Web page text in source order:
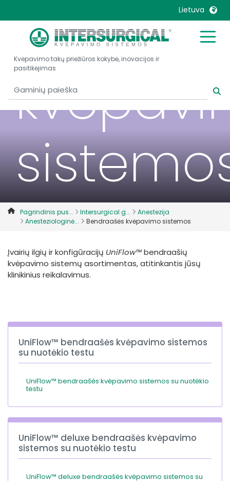
Lietuva
United Kingdom
United States
Belgique, Français
Canada, English
Canada, Français
China
Colombia
Denmark
Deutschland
France
Malaysia
Norway
Portugal
Russia
Sweden
International English
Kvėpavimo takų priežiūros kokybė, inovacijos ir
pasitikėjimas
Pagrindinis pus... Intersurgical g...
Anestezija
Anesteziologinė...
Bendraašės kvėpavimo sistemos
Įvairių ilgių ir konfigūracijų UniFlow™bendraašių
kvėpavimo sistemų asortimentas, atitinkantis jūsų
klinikinius reikalavimus.
UniFlow™ bendraašės kvėpavimo sistemos
su nuotėkio testu
UniFlow™ bendraašės kvėpavimo sistemos su nuotėkio
testu
UniFlow™ deluxe bendraašės kvėpavimo
sistemos su nuotėkio testu
UniFlow™ deluxe bendraašės kvėpavimo sistemos su